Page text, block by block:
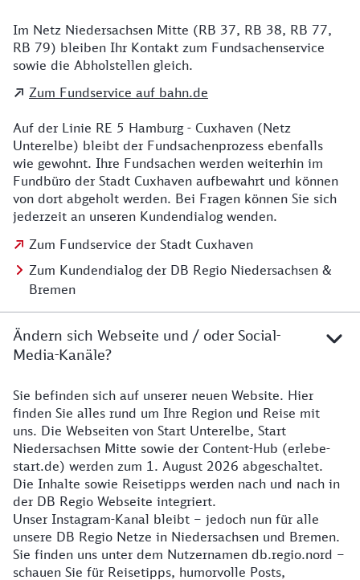
Details zu Kontakt
Im Netz Niedersachsen Mitte (RB 37, RB 38, RB 77,
RB 79) bleiben Ihr Kontakt zum Fundsachenservice
sowie die Abholstellen gleich.
Zum Fundservice auf bahn.de
Auf der Linie RE 5 Hamburg - Cuxhaven (Netz
Unterelbe) bleibt der Fundsachenprozess ebenfalls
wie gewohnt. Ihre Fundsachen werden weiterhin im
Fundbüro der Stadt Cuxhaven aufbewahrt und können
von dort abgeholt werden. Bei Fragen können Sie sich
jederzeit an unseren Kundendialog wenden.
Zum Fundservice der Stadt Cuxhaven
Zum Kundendialog der DB Regio Niedersachsen &
Bremen
Ändern sich Webseite und / oder Social-
Media-Kanäle?
Details zur Website
Sie befinden sich auf unserer neuen Website. Hier
finden Sie alles rund um Ihre Region und Reise mit
uns. Die Webseiten von Start Unterelbe, Start
Niedersachsen Mitte sowie der Content-Hub (erlebe-
start.de) werden zum 1. August 2026 abgeschaltet.
Die Inhalte sowie Reisetipps werden nach und nach in
der DB Regio Webseite integriert.
Unser Instagram-Kanal bleibt – jedoch nun für alle
unsere DB Regio Netze in Niedersachsen und Bremen.
Sie finden uns unter dem Nutzernamen db.regio.nord –
schauen Sie für Reisetipps, humorvolle Posts,